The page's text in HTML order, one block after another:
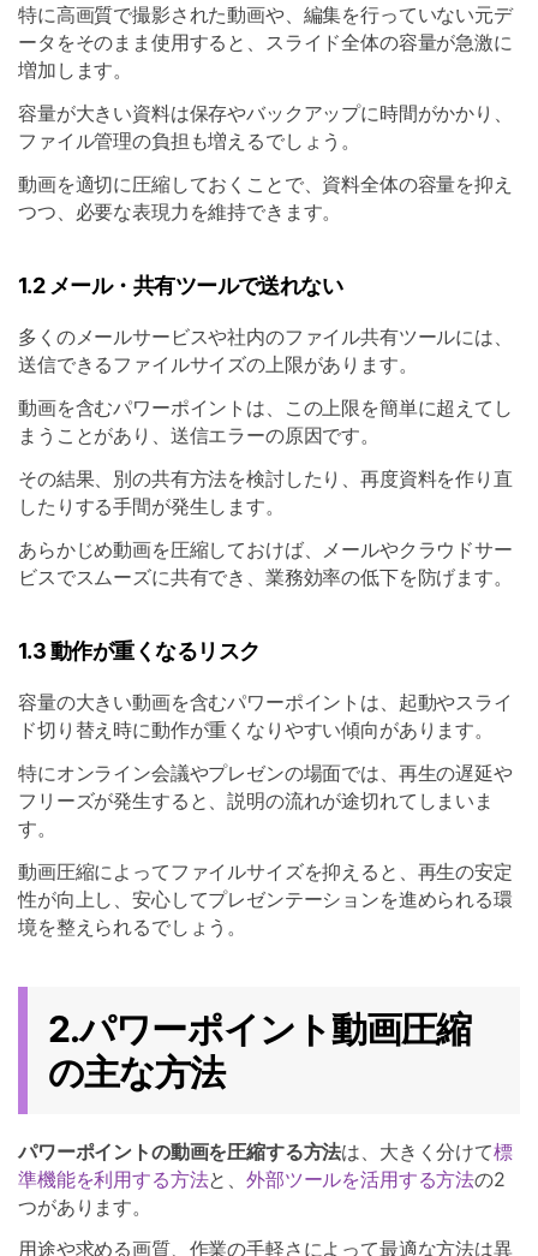
特に高画質で撮影された動画や、編集を行っていない元デ
ータをそのまま使用すると、スライド全体の容量が急激に
増加します。
容量が大きい資料は保存やバックアップに時間がかかり、
ファイル管理の負担も増えるでしょう。
動画を適切に圧縮しておくことで、資料全体の容量を抑え
つつ、必要な表現力を維持できます。
1.2 メール・共有ツールで送れない
多くのメールサービスや社内のファイル共有ツールには、
送信できるファイルサイズの上限があります。
動画を含むパワーポイントは、この上限を簡単に超えてし
まうことがあり、送信エラーの原因です。
その結果、別の共有方法を検討したり、再度資料を作り直
したりする手間が発生します。
あらかじめ動画を圧縮しておけば、メールやクラウドサー
ビスでスムーズに共有でき、業務効率の低下を防げます。
1.3 動作が重くなるリスク
容量の大きい動画を含むパワーポイントは、起動やスライ
ド切り替え時に動作が重くなりやすい傾向があります。
特にオンライン会議やプレゼンの場面では、再生の遅延や
フリーズが発生すると、説明の流れが途切れてしまいま
す。
動画圧縮によってファイルサイズを抑えると、再生の安定
性が向上し、安心してプレゼンテーションを進められる環
境を整えられるでしょう。
2.パワーポイント動画圧縮
の主な方法
パワーポイントの動画を圧縮する方法は、大きく分けて標
準機能を利用する方法と、外部ツールを活用する方法の2
つがあります。
用途や求める画質、作業の手軽さによって最適な方法は異